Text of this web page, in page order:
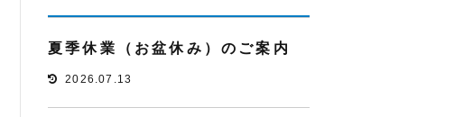
夏季休業（お盆休み）のご案内
2026.07.13